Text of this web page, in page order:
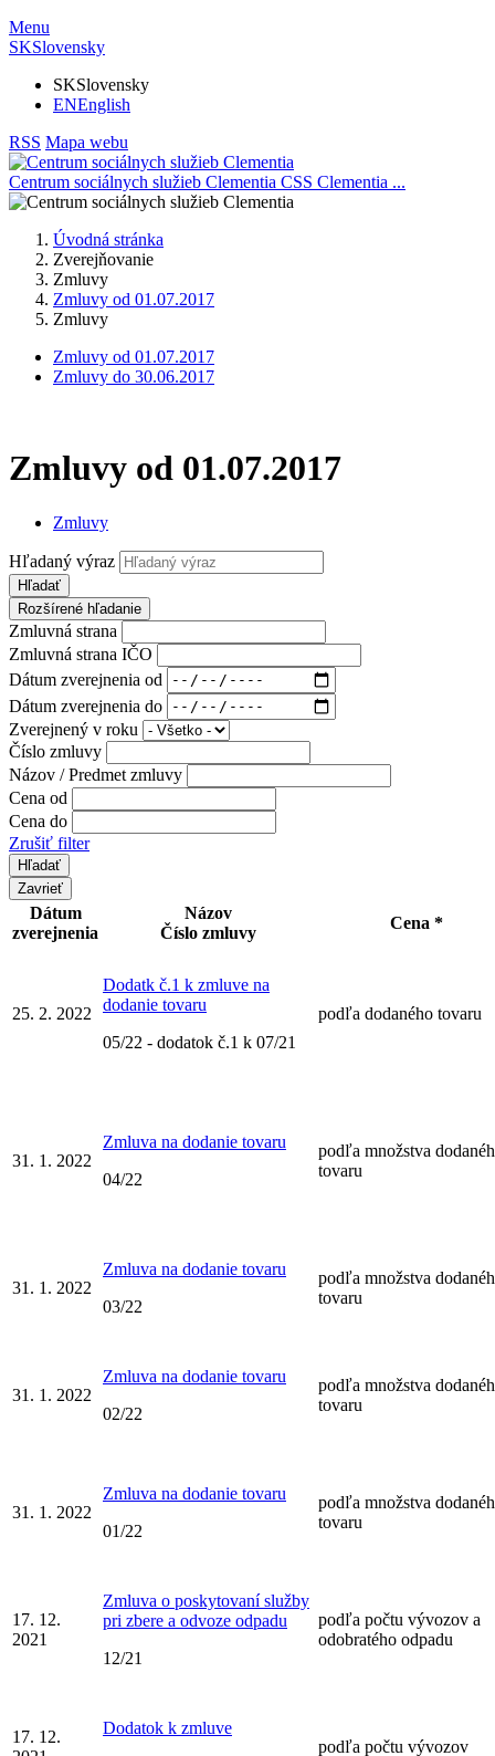
Menu
SKSlovensky
SKSlovensky
ENEnglish
RSS Mapa webu
Centrum sociálnych služieb Clementia CSS Clementia ...
Úvodná stránka
Zverejňovanie
Zmluvy
Zmluvy od 01.07.2017
Zmluvy
Zmluvy od 01.07.2017
Zmluvy do 30.06.2017
Zmluvy od 01.07.2017
Zmluvy
Hľadaný výraz
Hľadať
Rozšírené hľadanie
Zmluvná strana
Zmluvná strana IČO
Dátum zverejnenia od
Dátum zverejnenia do
Zverejnený v roku
Číslo zmluvy
Názov / Predmet zmluvy
Cena od
Cena do
Zrušiť filter
Zavrieť
Dátum
zverejnenia
Názov
Číslo zmluvy
Cena *
25. 2. 2022
Dodatk č.1 k zmluve na
dodanie tovaru
05/22 - dodatok č.1 k 07/21
podľa dodaného tovaru
31. 1. 2022
Zmluva na dodanie tovaru
04/22
podľa množstva
tovaru
31. 1. 2022
Zmluva na dodanie tovaru
03/22
podľa množstva
tovaru
31. 1. 2022
Zmluva na dodanie tovaru
02/22
podľa množstva
tovaru
31. 1. 2022
Zmluva na dodanie tovaru
01/22
podľa množstva
tovaru
17. 12.
2021
Zmluva o poskytovaní služby
pri zbere a odvoze odpadu
12/21
podľa počtu vývozov a
odobratého odpadu
17. 12.
Dodatok k zmluve
podľa počtu vývozov